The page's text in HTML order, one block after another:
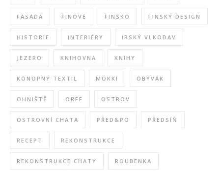
FASÁDA FINOVÉ FINSKO FINSKÝ DESIGN
HISTORIE INTERIÉRY IRSKÝ VLKODAV
JEZERO KNIHOVNA KNIHY
KONOPNÝ TEXTIL MÖKKI OBÝVÁK
OHNIŠTĚ ORFF OSTROV
OSTROVNÍ CHATA PŘED&PO PŘEDSÍŇ
RECEPT REKONSTRUKCE
REKONSTRUKCE CHATY ROUBENKA